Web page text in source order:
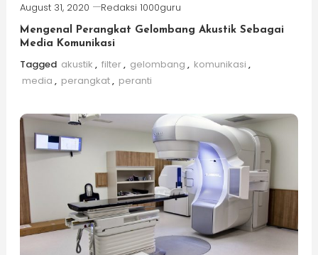
August 31, 2020 Redaksi 1000guru
Mengenal Perangkat Gelombang Akustik Sebagai
Media Komunikasi
Tagged akustik , filter, gelombang , komunikasi ,
media , perangkat, peranti